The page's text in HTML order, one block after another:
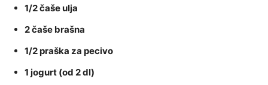
1/2 čaše ulja
2 čaše brašna
1/2 praška za pecivo
1 jogurt (od 2 dl)